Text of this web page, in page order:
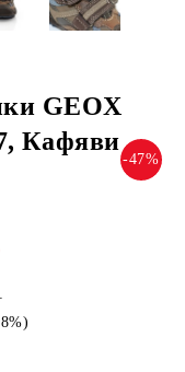
GEOX
Кафяви
-47%